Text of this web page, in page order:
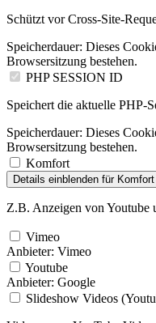
Schützt vor Cross-Site-
Speicherdauer: Dieses
Browsersitzung bestehen.
PHP SESSION ID
Speichert die aktuelle PHP-
Speicherdauer: Dieses
Browsersitzung bestehen.
Komfort
Details einblenden für Komfort
Z.B. Anzeigen von Youtube
Vimeo
Anbieter: Vimeo
Youtube
Anbieter: Google
Slideshow Videos